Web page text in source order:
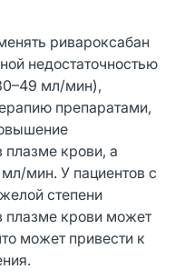
ривароксабан
недостаточностью
мл/мин),
препаратами,
плазме крови, а
мин. У пациентов с
степени
плазме крови может
может привести к